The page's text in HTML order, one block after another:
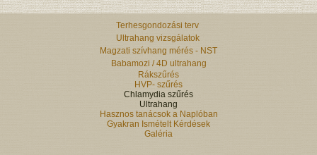
Terhesgondozási terv
Ultrahang vizsgálatok
Magzati szívhang mérés - NST
Babamozi / 4D ultrahang
Rákszűrés
HVP- szűrés
Chlamydia szűrés
Ultrahang
Hasznos tanácsok a Naplóban
Gyakran Ismételt Kérdések
Galéria